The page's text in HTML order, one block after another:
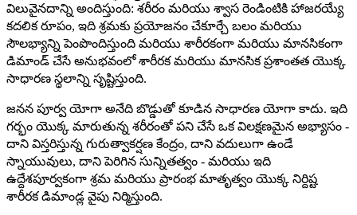
విలువైనదాన్ని అందిస్తుంది: శరీరం మరియు శ్వాస రెండింటికి హాజరయ్యే
కదలిక రూపం, ఇది శ్రమకు ప్రయోజనం చేకూర్చే బలం మరియు
సౌలభ్యాన్ని పెంపొందిస్తుంది మరియు శారీరకంగా మరియు మానసికంగా
డిమాండ్ చేసే అనుభవంలో శారీరక మరియు మానసిక ప్రశాంతత యొక్క
సాధారణ స్థలాన్ని సృష్టిస్తుంది.
జనన పూర్వ యోగా అనేది బొడ్డుతో కూడిన సాధారణ యోగా కాదు. ఇది
గర్భం యొక్క మారుతున్న శరీరంతో పని చేసే ఒక విలక్షణమైన అభ్యాసం -
దాని విస్తరిస్తున్న గురుత్వాకర్షణ కేంద్రం, దాని వదులుగా ఉండే
స్నాయువులు, దాని పెరిగిన సున్నితత్వం - మరియు ఇది
ఉద్దేశపూర్వకంగా శ్రమ మరియు ప్రారంభ మాతృత్వం యొక్క నిర్దిష్ట
శారీరక డిమాండ్ల వైపు నిర్మిస్తుంది.